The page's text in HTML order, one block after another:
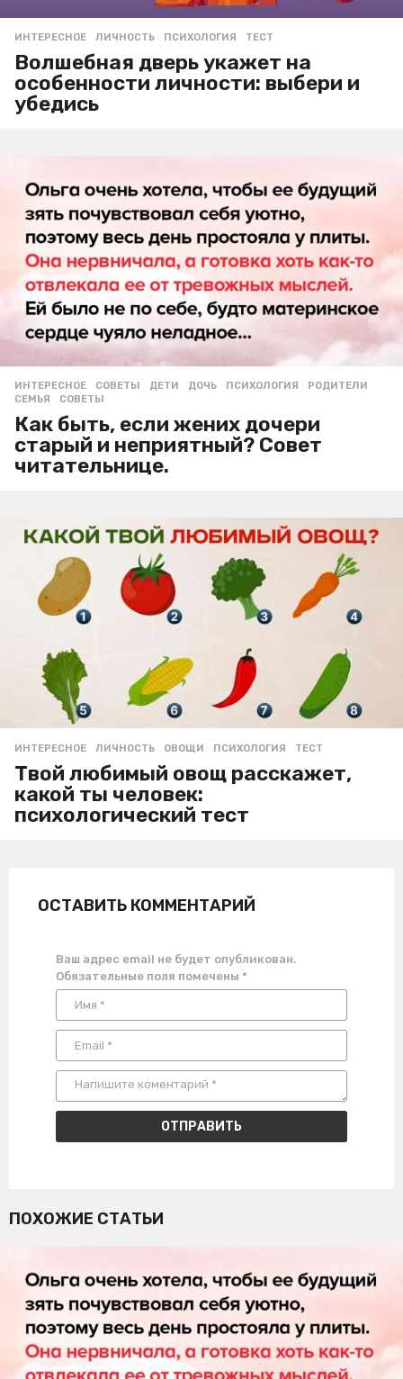
ИНТЕРЕСНОЕ ЛИЧНОСТЬ ,ПСИХОЛОГИЯ ,ТЕСТ
Волшебная дверь укажет на
особенности личности: выбери и
убедись
ИНТЕРЕСНОЕ ,СОВЕТЫ ДЕТИ ,ДОЧЬ ,ПСИХОЛОГИЯ ,РОДИТЕЛИ
СЕМЬЯ
,СОВЕТЫ
Как быть, если жених дочери
старый и неприятный? Совет
читательнице.
ИНТЕРЕСНОЕ ЛИЧНОСТЬ ,ОВОЩИ ,ПСИХОЛОГИЯ ,ТЕСТ
Твой любимый овощ расскажет,
какой ты человек:
психологический тест
ОСТАВИТЬ КОММЕНТАРИЙ
Ваш адрес email не будет опубликован.
Обязательные поля помечены *
ПОХОЖИЕ СТАТЬИ